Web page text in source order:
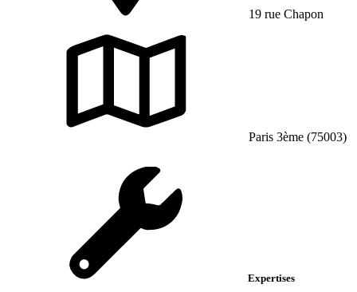
19 rue Chapon
Paris 3ème (75003)
Expertises